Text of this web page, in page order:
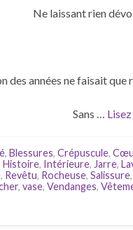
Ne laissant rien
des années ne faisait
Sans …
, Blessures, Crépuscule,
Histoire, Intérieure, Jarre,
, Revêtu, Rocheuse, Salissure,
, vase, Vendanges,